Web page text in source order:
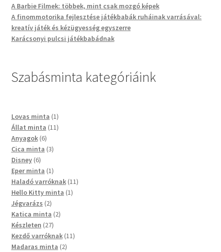
A Barbie Filmek: többek, mint csak mozgó képek
A finommotorika fejlesztése játékbabák ruháinak varrásával:
kreatív játék és kézügyesség egyszerre
Karácsonyi pulcsi játékbabádnak
Szabásminta kategóriáink
Lovas minta 1
Állat minta 11
Anyagok 6
Cica minta 3
Disney 6
Eper minta 1
Haladó varróknak 11
Hello Kitty minta 1
Jégvarázs 2
Katica minta 2
Készleten 27
Kezdő varróknak 11
Madaras minta 2